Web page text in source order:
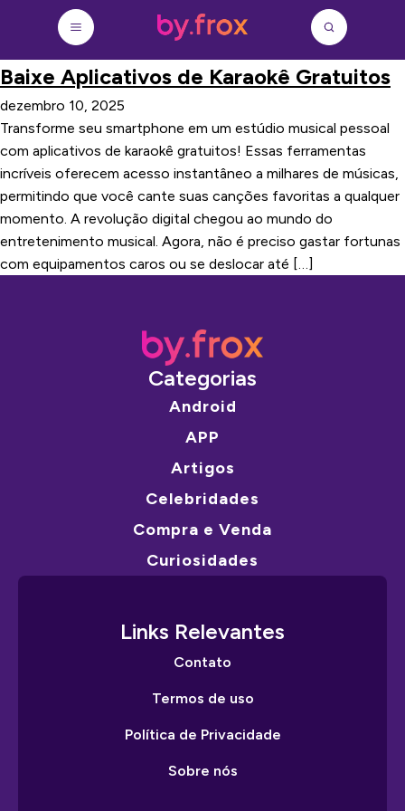
Baixe Aplicativos de Karaokê Gratuitos
dezembro 10, 2025
Transforme seu smartphone em um estúdio musical pessoal
com aplicativos de karaokê gratuitos! Essas ferramentas
incríveis oferecem acesso instantâneo a milhares de músicas,
permitindo que você cante suas canções favoritas a qualquer
momento. A revolução digital chegou ao mundo do
entretenimento musical. Agora, não é preciso gastar fortunas
com equipamentos caros ou se deslocar até […]
Categorias
Android
APP
Artigos
Celebridades
Compra e Venda
Curiosidades
Links Relevantes
Contato
Termos de uso
Política de Privacidade
Sobre nós